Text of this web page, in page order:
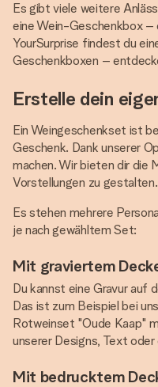
Es gibt viele weitere
eine Wein-Geschenkbox –
YourSurprise findest du
Geschenkboxen –
Erstelle dein
Ein Weingeschenkset ist
Geschenk. Dank unserer
machen. Wir bieten dir die
Vorstellungen zu gestalten.
Es stehen mehrere
je nach gewähltem Set:
Mit graviertem
Du kannst eine Gravur auf
Das ist zum Beispiel bei
Rotweinset "Oude Kaap"
unserer Designs, Text
Mit bedrucktem